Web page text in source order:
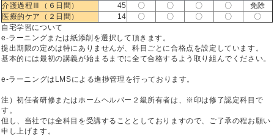
介護過程Ⅲ（６日間）
45 〇 〇 〇 〇
免除
医療的ケア（２日間）
14 〇 〇 〇 〇
〇
自宅学習について
e-ラーニングまたは紙添削を選択して頂きます。
提出期限の定めは特にありませんが、科目ごとに合格点を設定しています。
基本的には最初の講義が始まるまでに全て合格するよう取り組んでください。
e-ラーニングはLMSによる進捗管理を行っております。
注）初任者研修またはホームヘルパー２級所有者は、※印は修了認定科目で
す。
但し、当社では全科目を受講することとしておりますので、ご了承の程お願い
申し上げます。